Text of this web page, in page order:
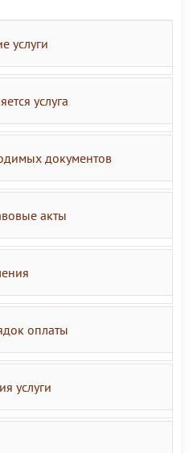
услуги
услуга
документов
акты
оплаты
услуги